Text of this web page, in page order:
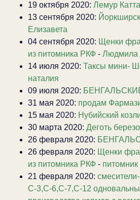
19 октября 2020: Лемур
13 сентября 2020:
Елизавета
04 сентября 2020: Щенки
из питомника РКФ - Людмила
14 июля 2020: Таксы мини-
наталия
09 июля 2020:
31 мая 2020: продам
15 мая 2020: Нубийский
30 марта 2020: Деготь
26 февраля 2020:
26 февраля 2020: Щенки
из питомника РКФ - питомник
21 февраля 2020:
С-3,С-6,С-7,С-12